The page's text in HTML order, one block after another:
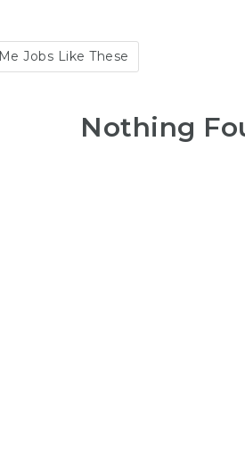
Jobs Like These
Nothing